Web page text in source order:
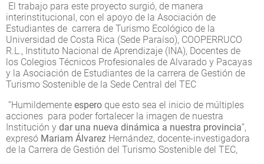
El trabajo para este proyecto surgió, de manera
interinstitucional, con el apoyo de la Asociación de
Estudiantes de carrera de Turismo Ecológico de la
Universidad de Costa Rica (Sede Paraíso), COOPERRUCO
R.L., Instituto Nacional de Aprendizaje (INA), Docentes de
los Colegios Técnicos Profesionales de Alvarado y Pacayas
y la Asociación de Estudiantes de la carrera de Gestión de
Turismo Sostenible de la Sede Central del TEC
“Humildemente espero que esto sea el inicio de múltiples
acciones para poder fortalecer la imagen de nuestra
Institución y dar una nueva dinámica a nuestra provincia”,
expresó Mariam Álvarez Hernández, docente-investigadora
de la Carrera de Gestión del Turismo Sostenible del TEC,